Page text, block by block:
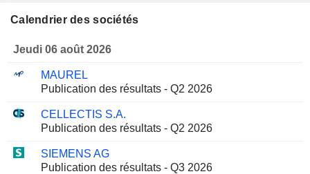
Calendrier des sociétés
Jeudi 06 août 2026
MAUREL
Publication des résultats - Q2 2026
CELLECTIS S.A.
Publication des résultats - Q2 2026
SIEMENS AG
Publication des résultats - Q3 2026